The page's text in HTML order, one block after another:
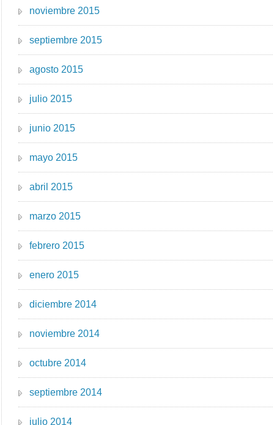
noviembre 2015
septiembre 2015
agosto 2015
julio 2015
junio 2015
mayo 2015
abril 2015
marzo 2015
febrero 2015
enero 2015
diciembre 2014
noviembre 2014
octubre 2014
septiembre 2014
julio 2014